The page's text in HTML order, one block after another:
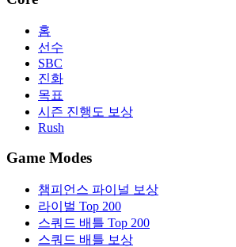
홈
선수
SBC
진화
목표
시즌 진행도 보상
Rush
Game Modes
챔피언스 파이널 보상
라이벌 Top 200
스쿼드 배틀 Top 200
스쿼드 배틀 보상